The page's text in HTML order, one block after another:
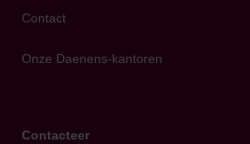
Contact
Onze Daenens-kantoren
Contacteer